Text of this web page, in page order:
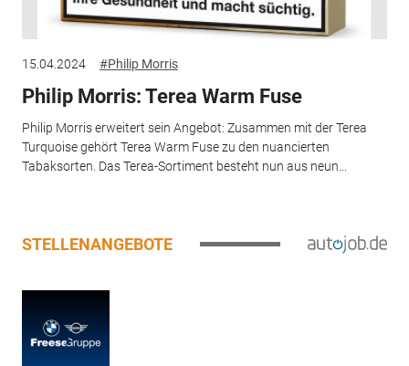
15.04.2024 #Philip Morris
Philip Morris: Terea Warm Fuse
Philip Morris erweitert sein Angebot: Zusammen mit der Terea
Turquoise gehört Terea Warm Fuse zu den nuancierten
Tabaksorten. Das Terea-Sortiment besteht nun aus neun...
STELLENANGEBOTE